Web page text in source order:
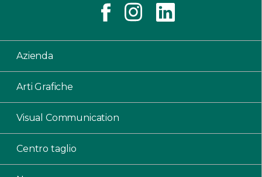
Azienda
Arti Grafiche
Visual Communication
Centro taglio